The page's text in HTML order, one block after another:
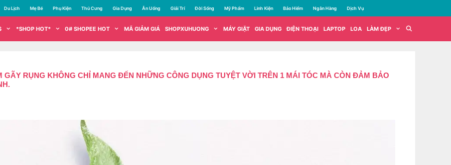
Du Lịch Mẹ Bé Phụ Kiện Thú Cưng Gia Dụng Ăn Uống Giải Trí Đời Sống Mỹ Phẩm Linh Kiện Bảo Hiểm Ngân Hàng Dịch Vụ
*SHOP HOT* 0# SHOPEE HOT MÃ GIẢM GIÁ SHOPXUHUONG MÁY GIẶT GIA DỤNG ĐIỆN THOẠI LAPTOP LOA LÀM ĐẸP
GÃY RỤNG KHÔNG CHỈ MANG ĐẾN NHỮNG CÔNG DỤNG TUYỆT VỜI TRÊN 1 MÁI TÓC MÀ CÒN ĐẢM BẢO